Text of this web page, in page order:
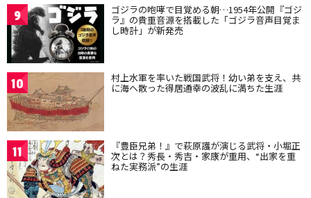
9 ゴジラの咆哮で目覚める朝…1954年公開『ゴジ
ラ』の貴重音源を搭載した「ゴジラ音声目覚ま
し時計」が新発売
10 村上水軍を率いた戦国武将！幼い弟を支え、共
に海へ散った得居通幸の波乱に満ちた生涯
11 『豊臣兄弟！』で萩原護が演じる武将・小堀正
次とは？秀長・秀吉・家康が重用、“出家を重
ねた実務派”の生涯